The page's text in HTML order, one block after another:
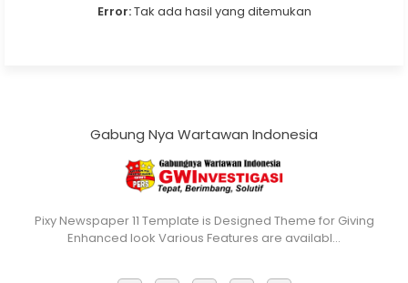
Error:Tak ada hasil yang ditemukan
Gabung Nya Wartawan Indonesia
Pixy Newspaper 11 Template is Designed Theme for Giving
Enhanced look Various Features are availabl…